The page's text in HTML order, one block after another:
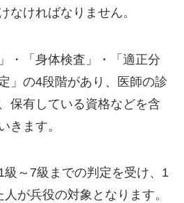
なければなりません。
・「身体検査」・「適正分
」の4段階があり、医師の診
保有している資格などを含
きます。
級～7級までの判定を受け、1
が兵役の対象となります。